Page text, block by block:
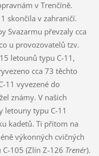
v Trenčíně.
skončila v zahraničí.
Svazarmu převzaly cca
u provozovatelů tzv.
letounů typu C-11,
cca 73 těchto
11 vyvezené do
známy. V našich
letouny typu C-11
kadetů. Ti přitom na
výkonných cvičných
105 (Zlín Z-126 Trenér).